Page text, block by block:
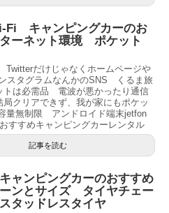
Fi キャンピングカーのお
ーネット環境 ポケット
だけじゃなくホームページや
スタグラムなんかのSNS くるま旅
トは必需品 電波が悪かったり通信
局クリアできず、我が家にもポケッ
量無制限 アンドロイド端末jetfon
すすめキャンピングカーレンタル
記事を読む
ャンピングカーのおすすめ
ンとサイズ タイヤチェー
タッドレスタイヤ